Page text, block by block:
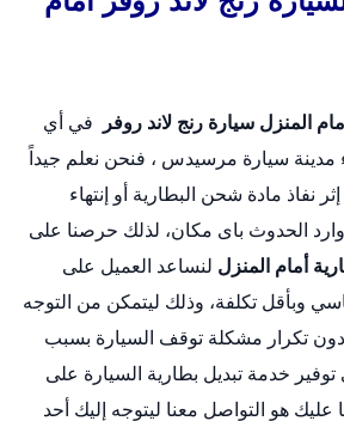
المنزل سيارة رنج لاند روفر
في أي
مدينة سيارة مرسيدس ، فنحن نعلم جيداً
نفاذ مادة شحن البطارية أو إنتهاء
الحدوث باى مكان، لذلك حرصنا على
أمام المنزل لنساعد العميل على
وبأقل تكلفة، وذلك ليتمكن من التوجه
تكرار مشكلة توقف السيارة بسبب
توفير خدمة تبديل بطارية السيارة على
ما عليك هو التواصل معنا ليتوجه إليك أحد